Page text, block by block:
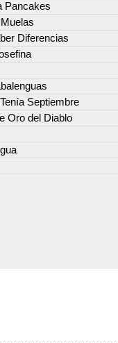
Pancakes
Diferencias
Septiembre
Oro del Diablo